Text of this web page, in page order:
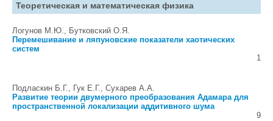
Теоретическая и математическая физика
Логунов М.Ю., Бутковский О.Я.
Перемешивание и ляпуновские показатели хаотических
систем
1
Подласкин Б.Г., Гук Е.Г., Сухарев А.А.
Развитие теории двумерного преобразования Адамара для
пространственной локализации аддитивного шума
9